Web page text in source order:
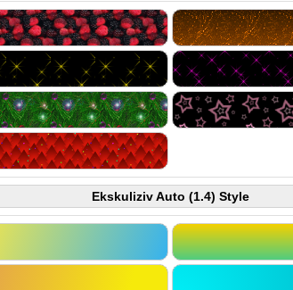
Ekskuliziv Auto (1.4) Style